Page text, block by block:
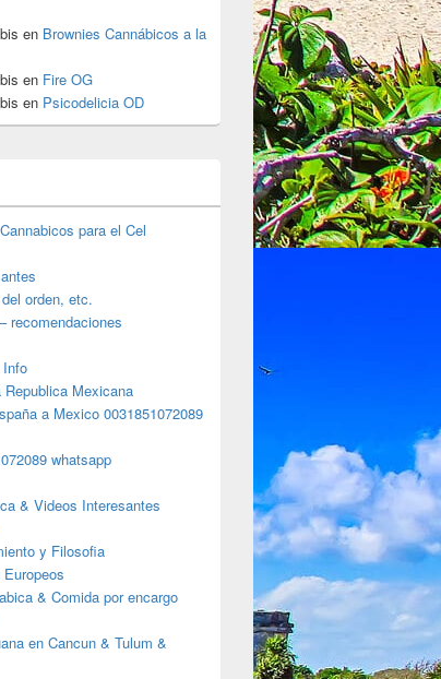
tu pedido con nosotros – Eva Cumbres &
en Brownies Cannábicos a la
en Fire OG
en Psicodelicia OD
para el Cel
orden, etc.
recomendaciones
Mexicana
a Mexico 0031851072089
whatsapp
& Videos Interesantes
y Filosofia
& Comida por encargo
en Cancun & Tulum &